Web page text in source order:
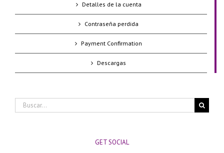
Detalles de la cuenta
Contraseña perdida
Payment Confirmation
Descargas
Buscar:
GET SOCIAL